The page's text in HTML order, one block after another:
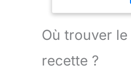
Où trouver
recette ?